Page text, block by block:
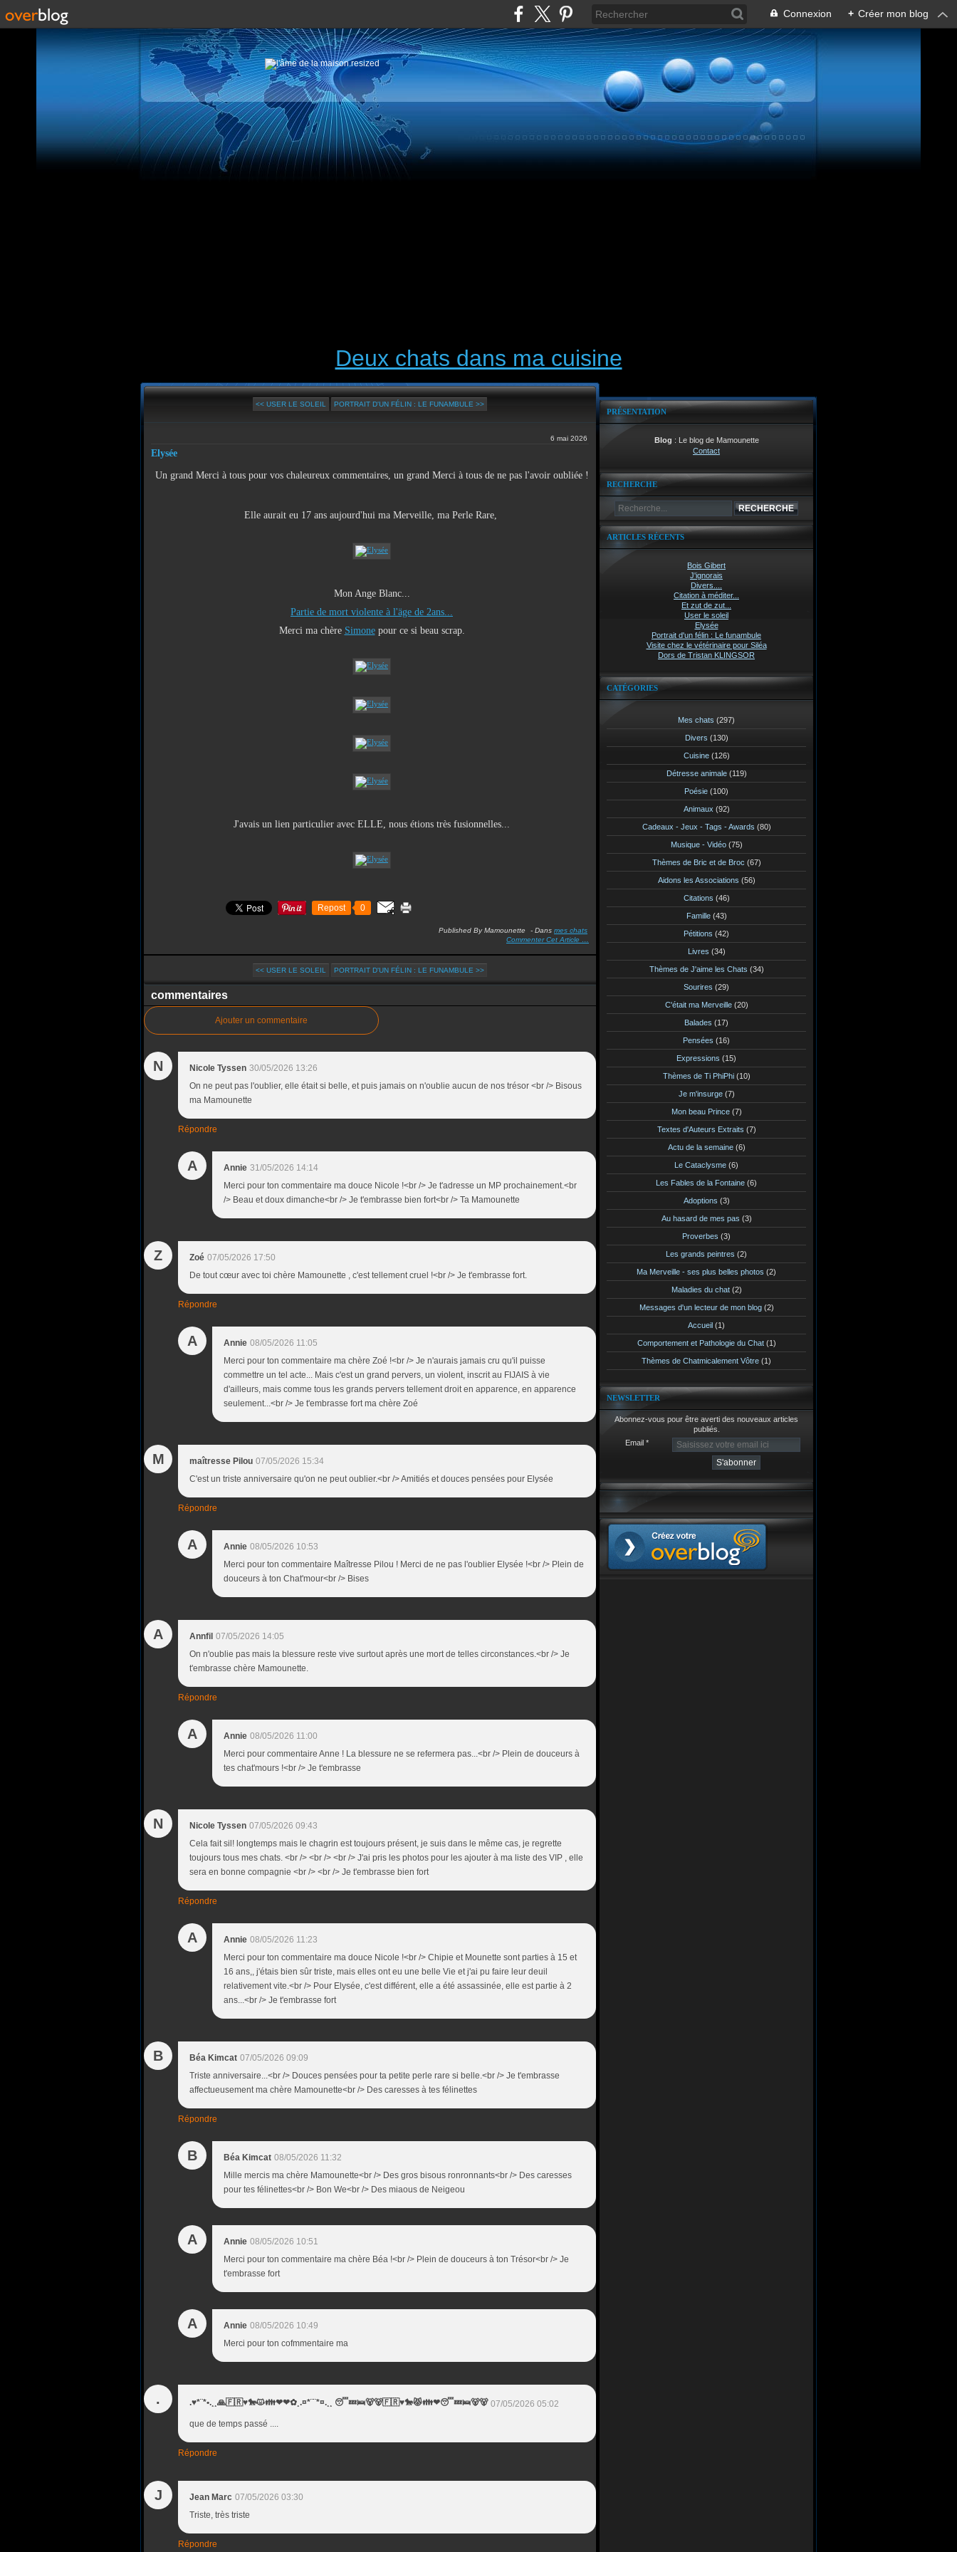
Connexion + Créer mon blog
Deux chats dans ma cuisine
<< USER LE SOLEIL PORTRAIT D'UN FÉLIN : LE FUNAMBULE >>
6 mai 2026
Elysée
Un grand Merci à tous pour vos chaleureux commentaires, un grand Merci à tous de ne pas l'avoir oubliée !
Elle aurait eu 17 ans aujourd'hui ma Merveille, ma Perle Rare,
Mon Ange Blanc...
Partie de mort violente à l'äge de 2ans...
Merci ma chère Simonepour ce si beau scrap.
J'avais un lien particulier avec ELLE, nous étions très fusionnelles...
Repost 0
Published By Mamounette - Dans mes chats
Commenter Cet Article
<< USER LE SOLEIL PORTRAIT D'UN FÉLIN : LE FUNAMBULE >>
commentaires
Ajouter un commentaire
N Nicole Tyssen 30/05/2026 13:26
On ne peut pas l'oublier, elle était si belle, et puis jamais on n'oublie aucun de nos trésor <br /> Bisous
ma Mamounette
Répondre
A Annie 31/05/2026 14:14
Merci pour ton commentaire ma douce Nicole !<br /> Je t'adresse un MP prochainement.<br
/> Beau et doux dimanche<br /> Je t'embrasse bien fort<br /> Ta Mamounette
Z Zoé 07/05/2026 17:50
De tout cœur avec toi chère Mamounette , c'est tellement cruel !<br /> Je t'embrasse fort.
Répondre
A Annie 08/05/2026 11:05
Merci pour ton commentaire ma chère Zoé !<br /> Je n'aurais jamais cru qu'il puisse
commettre un tel acte... Mais c'est un grand pervers, un violent, inscrit au FIJAIS à vie
d'ailleurs, mais comme tous les grands pervers tellement droit en apparence, en apparence
seulement...<br /> Je t'embrasse fort ma chère Zoé
M maîtresse Pilou 07/05/2026 15:34
C'est un triste anniversaire qu'on ne peut oublier.<br /> Amitiés et douces pensées pour Elysée
Répondre
A Annie 08/05/2026 10:53
Merci pour ton commentaire Maîtresse Pilou ! Merci de ne pas l'oublier Elysée !<br /> Plein de
douceurs à ton Chat'mour<br /> Bises
A Annfil 07/05/2026 14:05
On n'oublie pas mais la blessure reste vive surtout après une mort de telles circonstances.<br /> Je
t'embrasse chère Mamounette.
Répondre
A Annie 08/05/2026 11:00
Merci pour commentaire Anne ! La blessure ne se refermera pas...<br /> Plein de douceurs à
tes chat'mours !<br /> Je t'embrasse
N Nicole Tyssen 07/05/2026 09:43
Cela fait sil! longtemps mais le chagrin est toujours présent, je suis dans le même cas, je regrette
toujours tous mes chats. <br /> <br /> <br /> J'ai pris les photos pour les ajouter à ma liste des VIP , elle
sera en bonne compagnie <br /> <br /> Je t'embrasse bien fort
Répondre
A Annie 08/05/2026 11:23
Merci pour ton commentaire ma douce Nicole !<br /> Chipie et Mounette sont parties à 15 et
16 ans,, j'étais bien sûr triste, mais elles ont eu une belle Vie et j'ai pu faire leur deuil
relativement vite.<br /> Pour Elysée, c'est différent, elle a été assassinée, elle est partie à 2
ans...<br /> Je t'embrasse fort
B Béa Kimcat 07/05/2026 09:09
Triste anniversaire...<br /> Douces pensées pour ta petite perle rare si belle.<br /> Je t'embrasse
affectueusement ma chère Mamounette<br /> Des caresses à tes félinettes
Répondre
B Béa Kimcat 08/05/2026 11:32
Mille mercis ma chère Mamounette<br /> Des gros bisous ronronnants<br /> Des caresses
pour tes félinettes<br /> Bon We<br /> Des miaous de Neigeou
A Annie 08/05/2026 10:51
Merci pour ton commentaire ma chère Béa !<br /> Plein de douceurs à ton Trésor<br /> Je
t'embrasse fort
A Annie 08/05/2026 10:49
Merci pour ton cofmmentaire ma
. .♥*¨*•.¸¸🙏🇫🇷♥️🐎😾👪❤❤✿¸.¤*¨¨*¤.¸¸ 😴💤🛌🐻🐻🇫🇷♥️🐎😾👪❤😴💤🛌🐻🐻 07/05/2026 05:02
que de temps passé ....
Répondre
J Jean Marc 07/05/2026 03:30
Triste, très triste
Répondre
PRÉSENTATION
Blog : Le blog de Mamounette
Contact
RECHERCHE
ARTICLES RÉCENTS
Bois Gibert
J'ignorais
Divers....
Citation à méditer...
Et zut de zut...
User le soleil
Elysée
Portrait d'un félin : Le funambule
Visite chez le vétérinaire pour Siléa
Dors de Tristan KLINGSOR
CATÉGORIES
Mes chats (297)
Divers (130)
Cuisine(126)
Détresse animale(119)
Poésie (100)
Animaux (92)
Cadeaux - Jeux - Tags - Awards (80)
Musique - Vidéo(75)
Thèmes de Bric et de Broc (67)
Aidons les Associations (56)
Citations (46)
Famille(43)
Pétitions (42)
Livres (34)
Thèmes de J'aime les Chats (34)
Sourires (29)
C'était ma Merveille(20)
Balades (17)
Pensées (16)
Expressions (15)
Thèmes de Ti PhiPhi(10)
Je m'insurge(7)
Mon beau Prince(7)
Textes d'Auteurs Extraits (7)
Actu de la semaine(6)
Le Cataclysme (6)
Les Fables de la Fontaine (6)
Adoptions (3)
Au hasard de mes pas (3)
Proverbes (3)
Les grands peintres (2)
Ma Merveille - ses plus belles photos (2)
Maladies du chat(2)
Messages d'un lecteur de mon blog(2)
Accueil (1)
Comportement et Pathologie du Chat(1)
Thèmes de Chatmicalement Vôtre (1)
NEWSLETTER
Abonnez-vous pour être averti des nouveaux articles
publiés.
Email